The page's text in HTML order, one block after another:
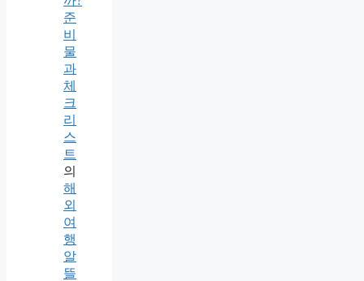
준
비
물
과
체
크
리
스
트
의
해
외
여
행
알
뜰